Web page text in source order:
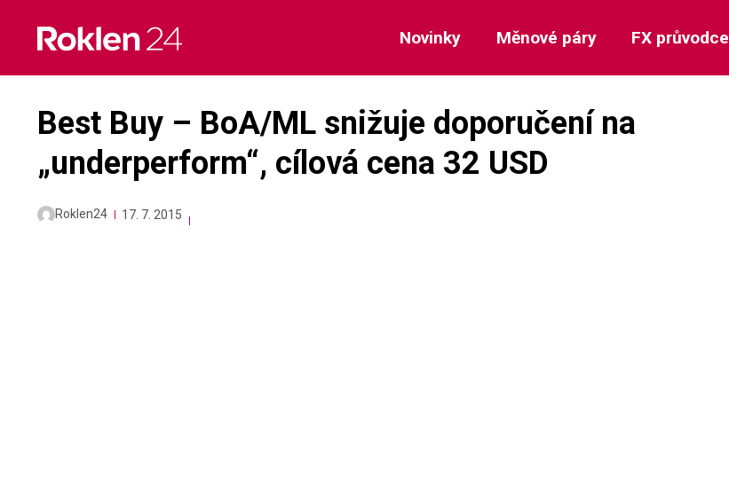
content
Novinky Měnové páry FX průvodce
Best Buy – BoA/ML snižuje doporučení na
„underperform“, cílová cena 32 USD
Roklen24 17. 7. 2015